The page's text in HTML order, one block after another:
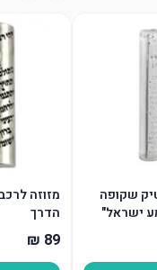
שקופה
ישראל"
מזוזה
הדרך